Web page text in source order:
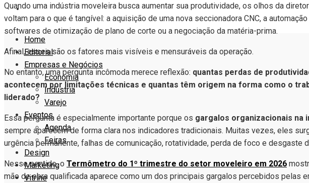
AUTORES
Home
Editorial
Empresas e Negócios
Economia
Indústria
Varejo
Eventos
Agenda
Feiras
Design
Marketing
Vitrine
Quando uma indústria moveleira busca aumentar sua produtividade, os olhos da
voltam para o que é tangível: a aquisição de uma nova seccionadora CNC, a
softwares de otimização de plano de corte ou a negociação da matéria-prima.
Afinal, esses são os fatores mais visíveis e mensuráveis da operação.
No entanto, uma pergunta incômoda merece reflexão: quantas perdas de
acontecem por limitações técnicas e quantas têm origem na forma como o
liderado?
Essa pergunta é especialmente importante porque os gargalos organizacionais na
sempre aparecem de forma clara nos indicadores tradicionais. Muitas vezes, eles
urgência permanente, falhas de comunicação, rotatividade, perda de foco e desgaste
Nesse sentido, o Termômetro do 1º trimestre do setor moveleiro em 2026
mão de obra qualificada aparece como um dos principais gargalos percebidos pelas